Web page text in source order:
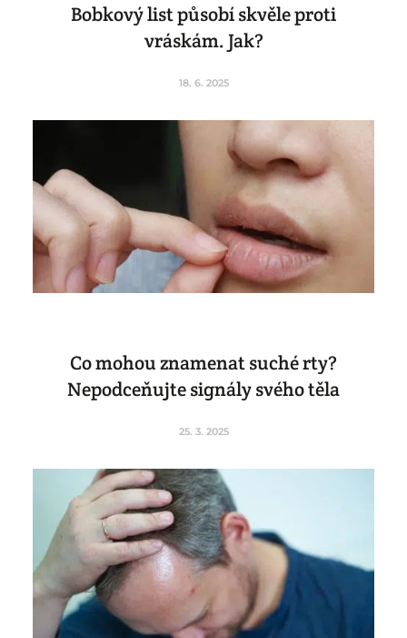
Bobkový list působí skvěle proti
vráskám. Jak?
18. 6. 2025
Co mohou znamenat suché rty?
Nepodceňujte signály svého těla
25. 3. 2025